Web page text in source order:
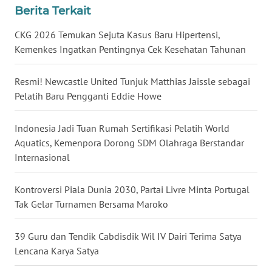
Berita Terkait
CKG 2026 Temukan Sejuta Kasus Baru Hipertensi,
Kemenkes Ingatkan Pentingnya Cek Kesehatan Tahunan
Resmi! Newcastle United Tunjuk Matthias Jaissle sebagai
Pelatih Baru Pengganti Eddie Howe
Indonesia Jadi Tuan Rumah Sertifikasi Pelatih World
Aquatics, Kemenpora Dorong SDM Olahraga Berstandar
Internasional
Kontroversi Piala Dunia 2030, Partai Livre Minta Portugal
Tak Gelar Turnamen Bersama Maroko
39 Guru dan Tendik Cabdisdik Wil IV Dairi Terima Satya
Lencana Karya Satya
NUSANTARA
JOGJA
JATIM
WN
BALI
WN
KALBAR
WN
KALTENG